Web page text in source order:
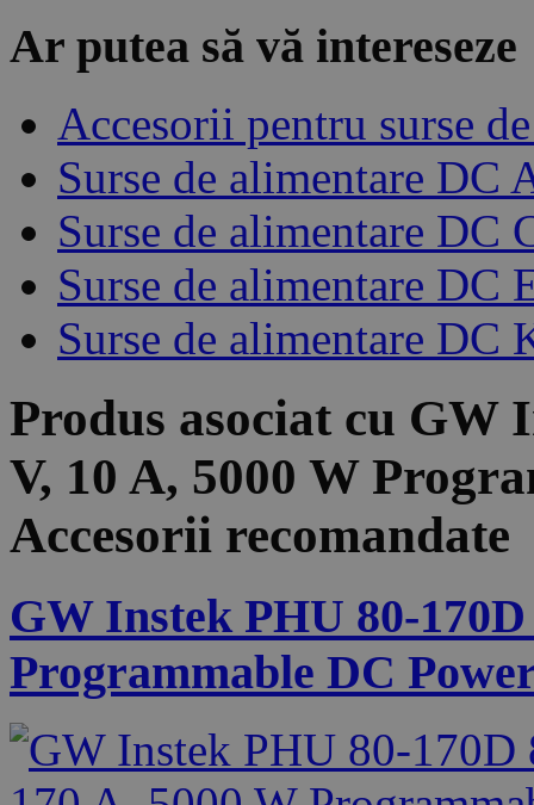
Ar putea să vă intereseze
Accesorii pentru surse
Surse de alimentare DC
Surse de alimentare DC
Surse de alimentare
Surse de alimentare DC
Produs asociat cu GW
V, 10 A, 5000 W
Accesorii recomandate
GW Instek PHU 80-
Programmable DC